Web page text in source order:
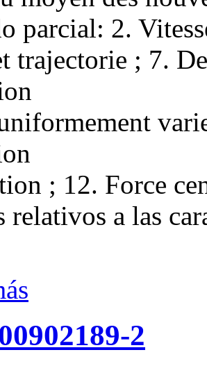
parcial: 2.
trajectorie ; 7.
; 12. Force
relativos a las
2